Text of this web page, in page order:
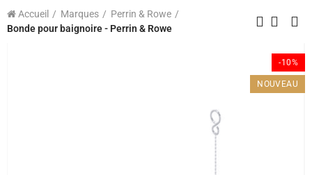
Accueil Marques
Perrin & Rowe
Bonde pour baignoire - Perrin & Rowe
-10%
NOUVEAU